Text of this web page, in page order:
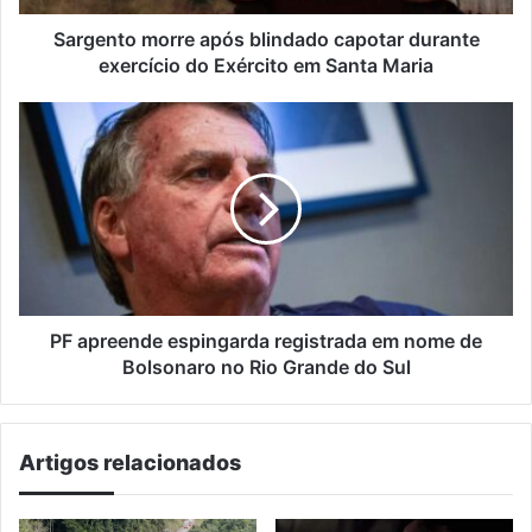
Exército
Sargento morre após blindado capotar durante
exercício do Exército em Santa Maria
PF
apreende
espingarda
registrada
nome
no
Sul
PF apreende espingarda registrada em nome de
Bolsonaro no Rio Grande do Sul
Artigos relacionados